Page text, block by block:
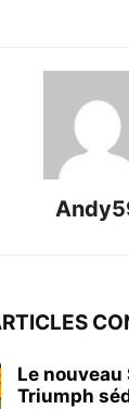
Le
Triumph